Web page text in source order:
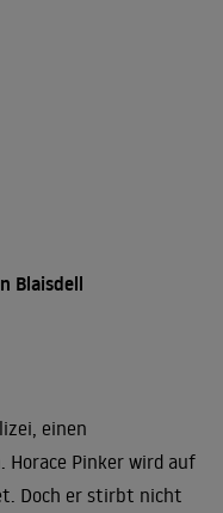
Blaisdell
einen
Horace Pinker wird auf
Doch er stirbt nicht